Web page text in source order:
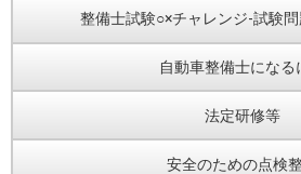
整備士試験○×チャレンジ-試験
自動車整備士になる
法定研修等
安全のための点検